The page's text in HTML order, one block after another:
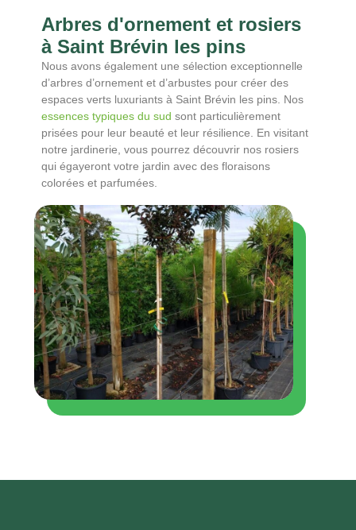
Arbres d'ornement et rosiers
à Saint Brévin les pins
Nous avons également une sélection exceptionnelle
d’arbres d’ornement et d’arbustes pour créer des
espaces verts luxuriants à Saint Brévin les pins. Nos
essences typiques du sud sont particulièrement
prisées pour leur beauté et leur résilience. En visitant
notre jardinerie, vous pourrez découvrir nos rosiers
qui égayeront votre jardin avec des floraisons
colorées et parfumées.